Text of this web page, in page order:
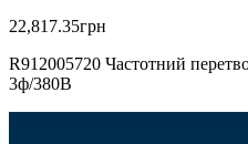
22,817.35грн
R912005720 Частотний
3ф/380В